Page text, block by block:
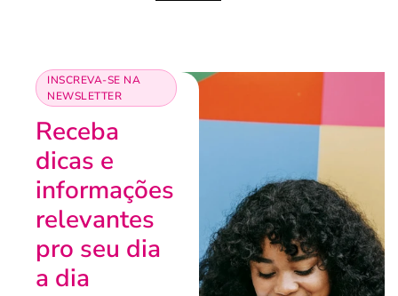
INSCREVA-SE NA
NEWSLETTER
Receba
dicas e
informações
relevantes
pro seu dia
a dia